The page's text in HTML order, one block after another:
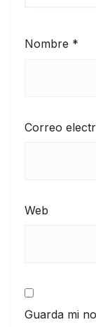
Nombre *
Correo
Web
Guarda mi